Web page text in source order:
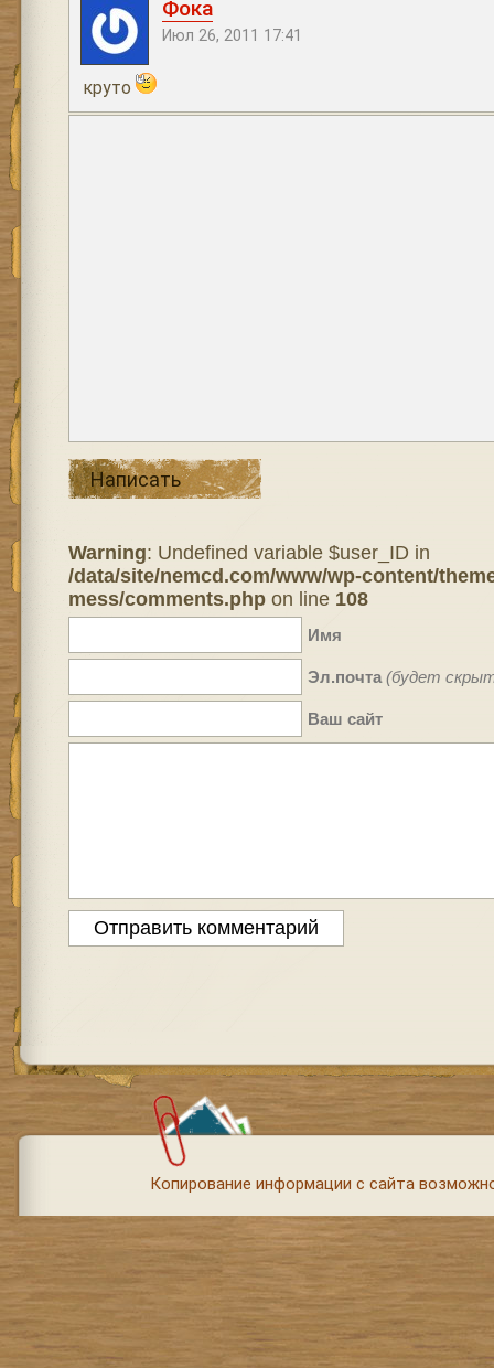
Фока
Июл 26, 2011 17:41
круто
Написать
Warning: Undefined variable $user_ID in
/data/site/nemcd.com/www/wp-content/
mess/comments.phpon line 108
Имя
Эл.почта (будет
Ваш сайт
Копирование информации с сайта